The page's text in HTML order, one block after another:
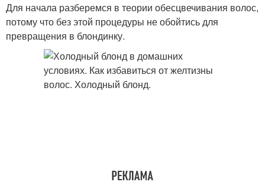
Для начала разберемся в теории обесцвечивания волос,
потому что без этой процедуры не обойтись для
превращения в блондинку.